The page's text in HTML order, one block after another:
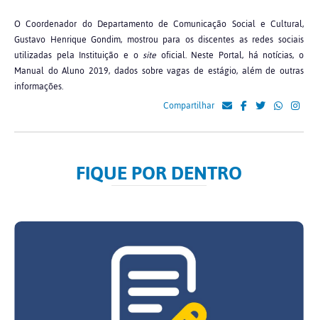
O Coordenador do Departamento de Comunicação Social e Cultural,
Gustavo Henrique Gondim, mostrou para os discentes as redes sociais
utilizadas pela Instituição e osite oficial. Neste Portal, há notícias, o
Manual do Aluno 2019, dados sobre vagas de estágio, além de outras
informações.
Compartilhar
FIQUE POR DENTRO